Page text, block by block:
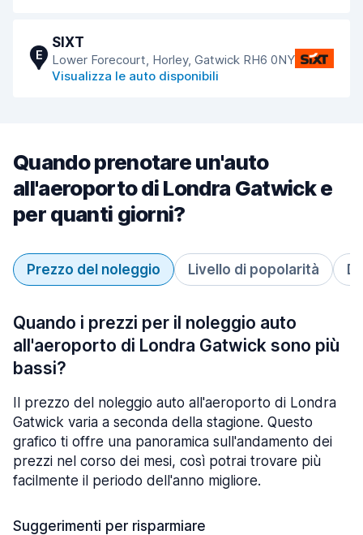
E
SIXT
Lower Forecourt, Horley, Gatwick RH6 0NY
Visualizza le auto disponibili
Quando prenotare un'auto
all'aeroporto di Londra Gatwick e
per quanti giorni?
Prezzo del noleggio Livello di popolarità
Quando i prezzi per il noleggio auto
all'aeroporto di Londra Gatwick sono più
bassi?
Il prezzo del noleggio auto all'aeroporto di Londra
Gatwick varia a seconda della stagione. Questo
grafico ti offre una panoramica sull'andamento dei
prezzi nel corso dei mesi, così potrai trovare più
facilmente il periodo dell'anno migliore.
Suggerimenti per risparmiare